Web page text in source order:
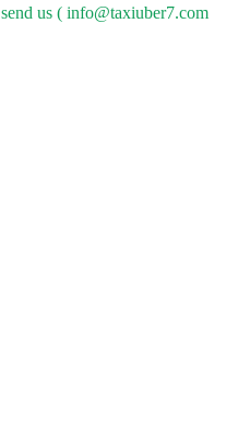
send us ( info@taxiuber7.com